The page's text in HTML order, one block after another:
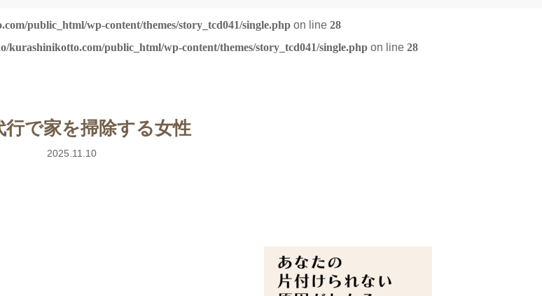
public_html/wp-content/themes/story_tcd041/single.php on line 28
kurashinikotto.com/public_html/wp-content/themes/story_tcd041/single.php on line 28
行で家を掃除する女性
2025.11.10